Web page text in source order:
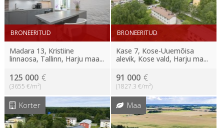
BRONEERITUD
Madara 13, Kristiine
linnaosa, Tallinn, Harju maa...
125 000 €
(3655 €/m²)
BRONEERITUD
Kase 7, Kose-Uuemõisa
alevik, Kose vald, Harju ma...
91 000 €
(1827.3 €/m²)
Korter Maa